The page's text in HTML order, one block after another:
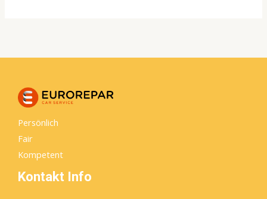
Persönlich
Fair
Kompetent
Kontakt Info